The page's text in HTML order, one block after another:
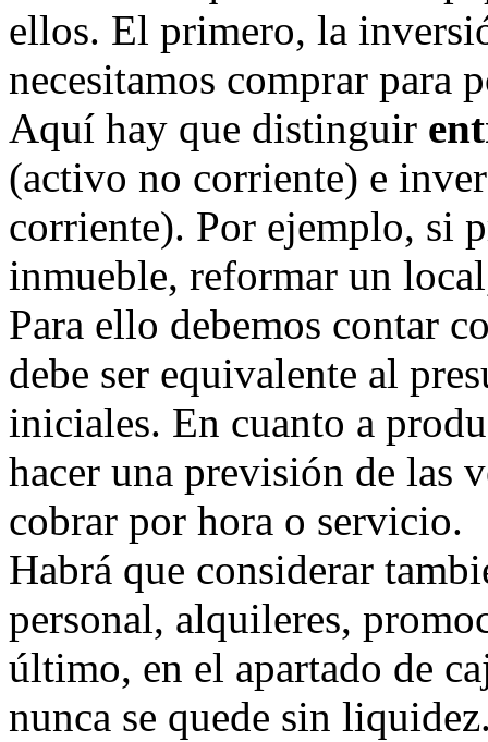
ellos. El primero, la
necesitamos comprar para
Aquí hay que distinguir
(activo no corriente) e
corriente). Por ejemplo, si
inmueble, reformar un
Para ello debemos contar
debe ser equivalente al
iniciales. En cuanto a
hacer una previsión de las
cobrar por hora o servicio.
Habrá que considerar
personal, alquileres,
último, en el apartado de
nunca se quede sin